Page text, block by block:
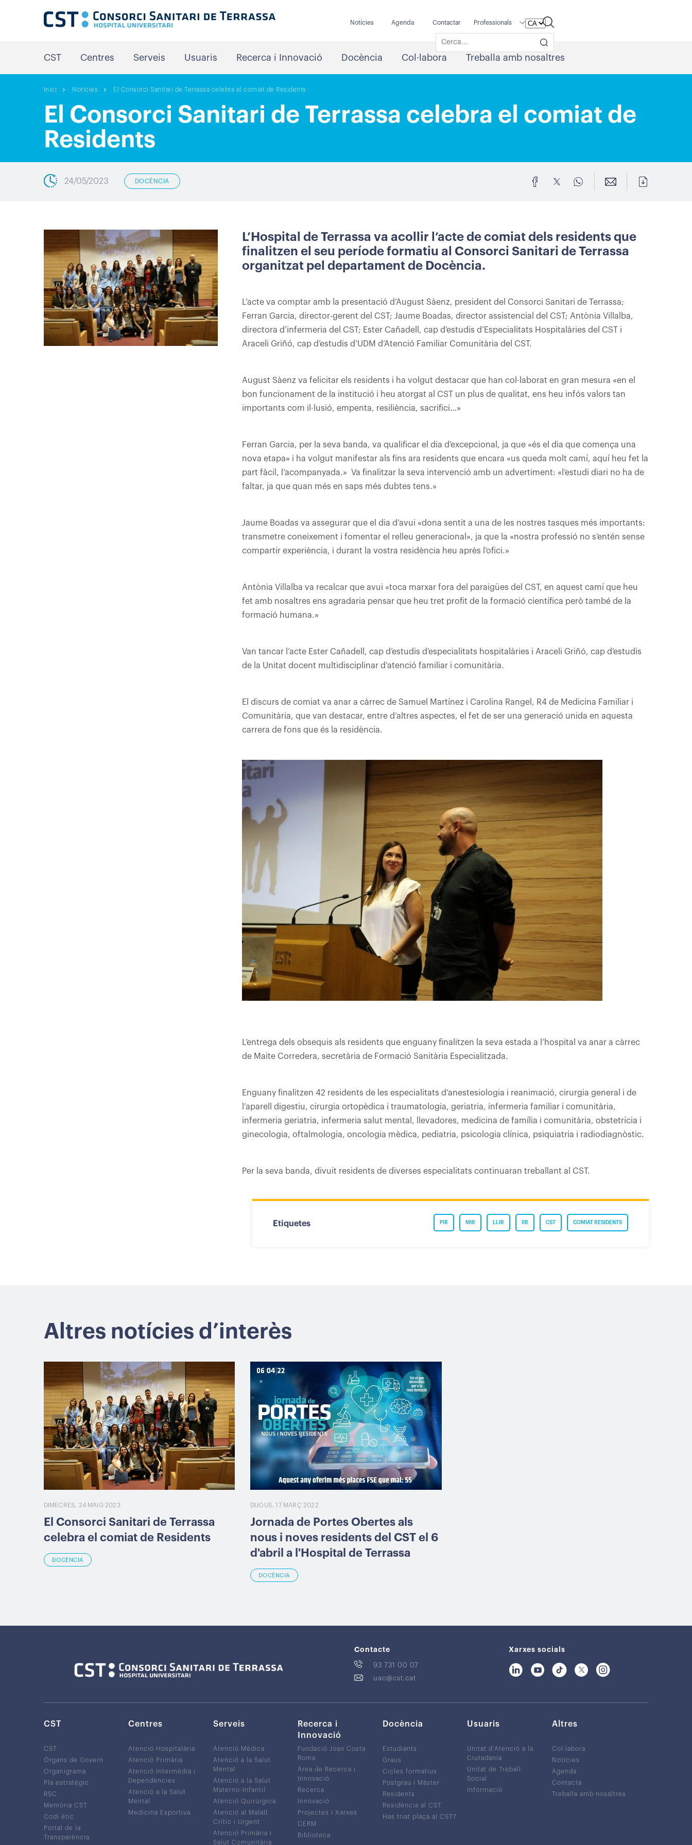
Notícies Agenda Contactar Professionals
CST Centres Serveis Usuaris Recerca i Innovació Docència Col·labora Treballa amb nosaltres
Inici Notícies El Consorci Sanitari de Terrassa celebra el comiat de Residents
El Consorci Sanitari de Terrassa celebra el comiat de
Residents
24/05/2023 DOCÈNCIA
L’Hospital de Terrassa va acollir l’acte de comiat dels residents que
finalitzen el seu període formatiu al Consorci Sanitari de Terrassa
organitzat pel departament de Docència.
L’acte va comptar amb la presentació d’August Sàenz, president del Consorci Sanitari de Terrassa;
Ferran Garcia, director-gerent del CST; Jaume Boadas, director assistencial del CST; Antònia Villalba,
directora d’infermeria del CST; Ester Cañadell, cap d’estudis d’Especialitats Hospitalàries del CST i
Araceli Griñó, cap d’estudis d’UDM d’Atenció Familiar Comunitària del CST.
August Sàenz va felicitar els residents i ha volgut destacar que han col·laborat en gran mesura «en el
bon funcionament de la institució i heu atorgat al CST un plus de qualitat, ens heu infós valors tan
importants com il·lusió, empenta, resiliència, sacrifici…»
Ferran Garcia, per la seva banda, va qualificar el dia d’excepcional, ja que «és el dia que comença una
nova etapa» i ha volgut manifestar als fins ara residents que encara «us queda molt camí, aquí heu fet la
part fàcil, l’acompanyada.» Va finalitzar la seva intervenció amb un advertiment: «l’estudi diari no ha de
faltar, ja que quan més en saps més dubtes tens.»
Jaume Boadas va assegurar que el dia d’avui «dona sentit a una de les nostres tasques més importants:
transmetre coneixement i fomentar el relleu generacional», ja que la «nostra professió no s’entén sense
compartir experiència, i durant la vostra residència heu après l’ofici.»
Antònia Villalba va recalcar que avui «toca marxar fora del paraigües del CST, en aquest camí que heu
fet amb nosaltres ens agradaria pensar que heu tret profit de la formació científica però també de la
formació humana.»
Van tancar l’acte Ester Cañadell, cap d’estudis d’especialitats hospitalàries i Araceli Griñó, cap d’estudis
de la Unitat docent multidisciplinar d’atenció familiar i comunitària.
El discurs de comiat va anar a càrrec de Samuel Martínez i Carolina Rangel, R4 de Medicina Familiar i
Comunitària, que van destacar, entre d’altres aspectes, el fet de ser una generació unida en aquesta
carrera de fons que és la residència.
L’entrega dels obsequis als residents que enguany finalitzen la seva estada a l’hospital va anar a càrrec
de Maite Corredera, secretària de Formació Sanitària Especialitzada.
Enguany finalitzen 42 residents de les especialitats d’anestesiologia i reanimació, cirurgia general i de
l’aparell digestiu, cirurgia ortopèdica i traumatologia, geriatria, infermeria familiar i comunitària,
infermeria geriatria, infermeria salut mental, llevadores, medicina de família i comunitària, obstetrícia i
ginecologia, oftalmologia, oncologia mèdica, pediatria, psicologia clínica, psiquiatria i radiodiagnòstic.
Per la seva banda, divuit residents de diverses especialitats continuaran treballant al CST.
Etiquetes COMIAT RESIDENTS
CST
IIR
LLIR
MIR
PIR
Altres notícies d’interès
DIMECRES, 24 MAIG 2023
El Consorci Sanitari de Terrassa
celebra el comiat de Residents
DOCÈNCIA
DIJOUS, 17 MARÇ 2022
Jornada de Portes Obertes als
nous i noves residents del CST el 6
d'abril a l'Hospital de Terrassa
DOCÈNCIA
Contacte
93 731 00 07
uac@cst.cat
Xarxes socials
CST
CST
Òrgans de Govern
Organigrama
Pla estratègic
RSC
Memòria CST
Codi ètic
Portal de la
Transparència
Centres
Atenció Hospitalària
Atenció Primària
Atenció Intermèdia i
Dependències
Atenció a la Salut
Mental
Medicina Esportiva
Serveis
Atenció Mèdica
Atenció a la Salut
Mental
Atenció a la Salut
Materno-Infantil
Atenció Quirúrgica
Atenció al Malalt
Crític i Urgent
Atenció Primària i
Salut Comunitària
Recerca i
Innovació
Fundació Joan Costa
Roma
Àrea de Recerca i
Innovació
Recerca
Innovació
Projectes i Xarxes
CERM
Biblioteca
Docència
Estudiants
Graus
Cicles formatius
Postgrau i Màster
Residents
Residència al CST
Has triat plaça al CST?
Usuaris
Unitat d’Atenció a la
Ciutadania
Unitat de Treball
Social
Informació
Altres
Col·labora
Notícies
Agenda
Contacta
Treballa amb nosaltres